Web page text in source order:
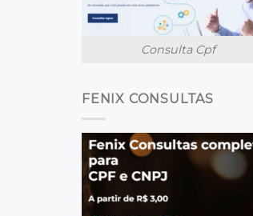
Consulta Cpf
FENIX CONSULTAS